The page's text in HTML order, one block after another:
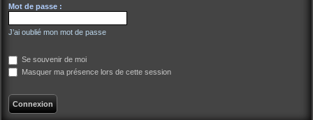
Mot de passe :
J’ai oublié mon mot de passe
Se souvenir de moi
Masquer ma présence lors de cette session